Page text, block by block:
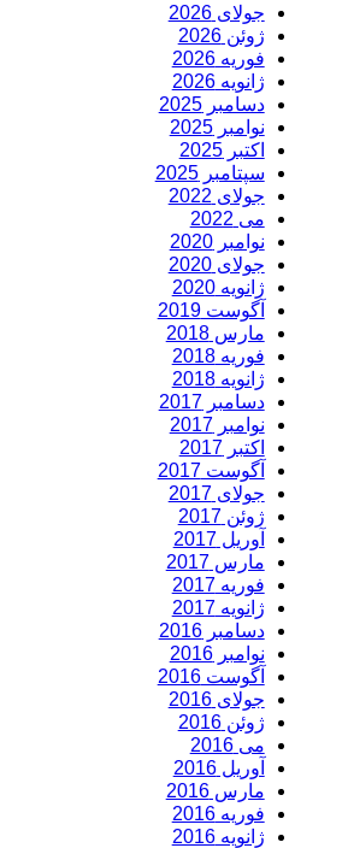
جولای 2026
ژوئن 2026
فوریه 2026
ژانویه 2026
دسامبر 2025
نوامبر 2025
اکتبر 2025
سپتامبر 2025
جولای 2022
می 2022
نوامبر 2020
جولای 2020
ژانویه 2020
آگوست 2019
مارس 2018
فوریه 2018
ژانویه 2018
دسامبر 2017
نوامبر 2017
اکتبر 2017
آگوست 2017
جولای 2017
ژوئن 2017
آوریل 2017
مارس 2017
فوریه 2017
ژانویه 2017
دسامبر 2016
نوامبر 2016
آگوست 2016
جولای 2016
ژوئن 2016
می 2016
آوریل 2016
مارس 2016
فوریه 2016
ژانویه 2016